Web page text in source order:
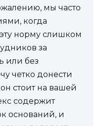
мы часто
когда
норму слишком
за
или без
четко донести
стоит на вашей
содержит
оснований, и